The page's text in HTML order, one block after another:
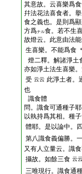
其意故。云喜樂爲
幷法花法喜食者。
食之義也。是則爲
方爲ナル食。若不生
故燈云。此意由法
生喜樂。不能爲食
燈二釋。解諸淨土
亦如淨土法生喜樂
受 云云 此淨土者。
也
識食體
問。識食可通種子
以執持爲其相。種
體耶。是以論中。
第八識食義偏勝。
又有人立量云。識
攝故。如餘三食 云
三唯現行。識食通